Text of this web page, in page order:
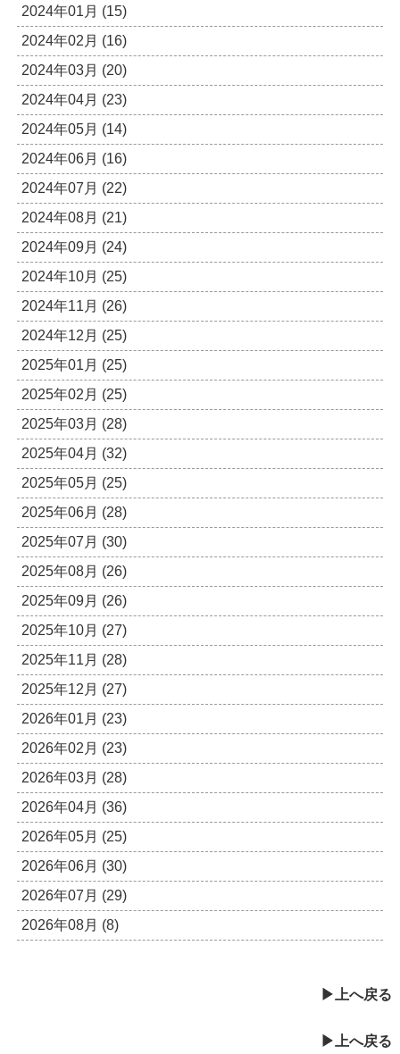
2024年01月 (15)
2024年02月 (16)
2024年03月 (20)
2024年04月 (23)
2024年05月 (14)
2024年06月 (16)
2024年07月 (22)
2024年08月 (21)
2024年09月 (24)
2024年10月 (25)
2024年11月 (26)
2024年12月 (25)
2025年01月 (25)
2025年02月 (25)
2025年03月 (28)
2025年04月 (32)
2025年05月 (25)
2025年06月 (28)
2025年07月 (30)
2025年08月 (26)
2025年09月 (26)
2025年10月 (27)
2025年11月 (28)
2025年12月 (27)
2026年01月 (23)
2026年02月 (23)
2026年03月 (28)
2026年04月 (36)
2026年05月 (25)
2026年06月 (30)
2026年07月 (29)
2026年08月 (8)
上へ戻る
上へ戻る